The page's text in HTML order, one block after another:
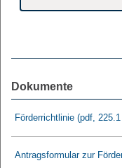
Dokumente
Förderrichtlinie (pdf,
Antragsformular zur